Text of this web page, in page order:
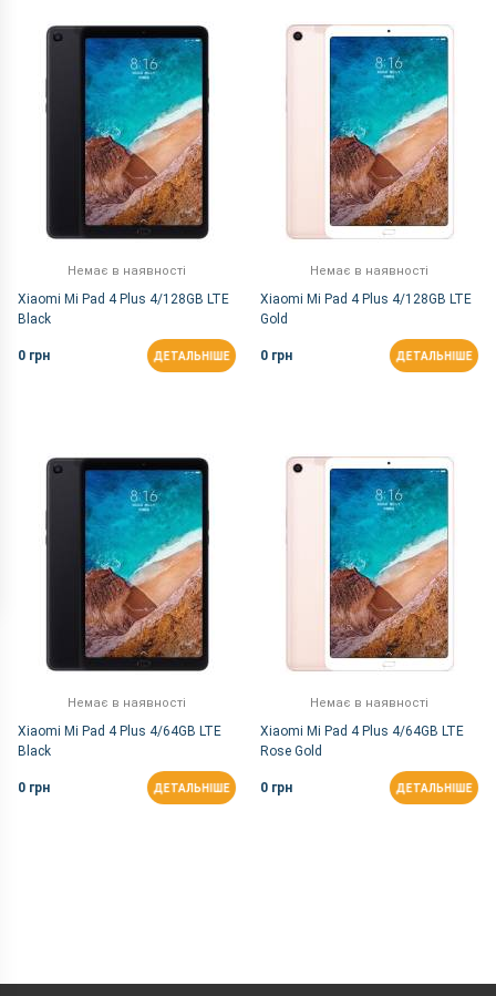
Немає в наявності
Xiaomi Mi Pad 4 Plus 4/128GB LTE
Black
0 грн ДЕТАЛЬНІШЕ
Немає в наявності
Xiaomi Mi Pad 4 Plus 4/128GB LTE
Gold
0 грн ДЕТАЛЬНІШЕ
Немає в наявності
Xiaomi Mi Pad 4 Plus 4/64GB LTE
Black
0 грн ДЕТАЛЬНІШЕ
Немає в наявності
Xiaomi Mi Pad 4 Plus 4/64GB LTE
Rose Gold
0 грн ДЕТАЛЬНІШЕ